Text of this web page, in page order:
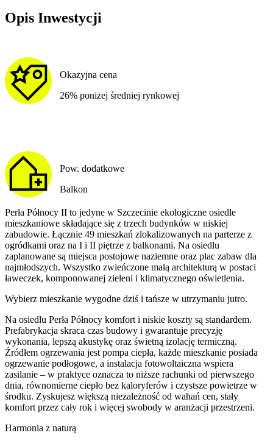
Opis Inwestycji
Okazyjna cena
26% poniżej średniej rynkowej
Pow. dodatkowe
Balkon
Perła Północy II to jedyne w Szczecinie ekologiczne osiedle
mieszkaniowe składające się z trzech budynków w niskiej
zabudowie. Łącznie 49 mieszkań zlokalizowanych na parterze z
ogródkami oraz na I i II piętrze z balkonami. Na osiedlu
zaplanowane są miejsca postojowe naziemne oraz plac zabaw dla
najmłodszych. Wszystko zwieńczone małą architekturą w postaci
ławeczek, komponowanej zieleni i klimatycznego oświetlenia.
Wybierz mieszkanie wygodne dziś i tańsze w utrzymaniu jutro.
Na osiedlu Perła Północy komfort i niskie koszty są standardem.
Prefabrykacja skraca czas budowy i gwarantuje precyzję
wykonania, lepszą akustykę oraz świetną izolację termiczną.
Źródłem ogrzewania jest pompa ciepła, każde mieszkanie posiada
ogrzewanie podłogowe, a instalacja fotowoltaiczna wspiera
zasilanie – w praktyce oznacza to niższe rachunki od pierwszego
dnia, równomierne ciepło bez kaloryferów i czystsze powietrze w
środku. Zyskujesz większą niezależność od wahań cen, stały
komfort przez cały rok i więcej swobody w aranżacji przestrzeni.
Harmonia z naturą